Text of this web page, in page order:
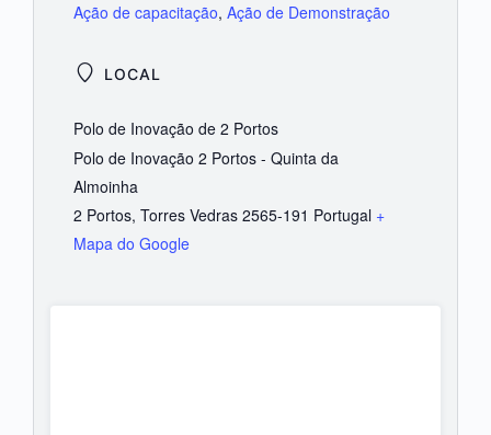
Ação de capacitação, Ação de Demonstração
LOCAL
Polo de Inovação de 2 Portos
Polo de Inovação 2 Portos - Quinta da
Almoinha
2 Portos, Torres Vedras 2565-191 Portugal +
Mapa do Google